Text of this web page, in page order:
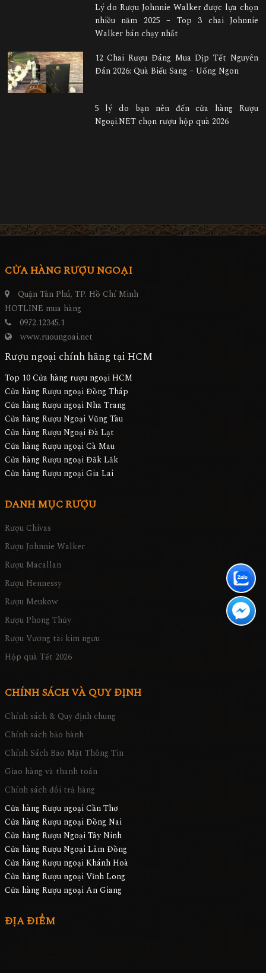
Lý do Rượu Johnnie Walker được lựa chọn
nhiều năm 2025 – Top 3 chai Johnnie
Walker bán chạy nhất
12 Chai Rượu Đáng Mua Dịp Tết Nguyên
Đán 2026: Quà Biếu Sang – Uống Ngon
5 lý do bạn nên đến cửa hàng Rượu
Ngoại.NET chọn rượu hộp quà 2026
CỬA HÀNG RƯỢU NGOẠI
Quận Tân Phú, TP. Hồ Chí Minh
HOTLINE mua hàng
0972.12345.1
www.ruoungoai.net
Rượu ngoại chính hãng tại HCM
Top 10 Cửa hàng rượu ngoại HCM
Cửa hàng Rượu ngoại Đồng Tháp
Cửa hàng Rượu ngoại Nha Trang
Cửa hàng Rượu Ngoại Vũng Tàu
Cửa hàng Rượu Ngoại Đà Lạt
Cửa hàng Rượu ngoại Cà Mau
Cửa hàng Rượu ngoại Đăk Lăk
Cửa hàng Rượu ngoại Gia Lai
DANH MỤC RƯỢU
Rượu Chivas
Rượu Johnnie Walker
Rượu Macallan
Rượu Hennessy
Rượu Meukow
Rượu Phong Thủy
Rượu Vương tài kim ngưu
Hộp quà Tết 2026
CHÍNH SÁCH VÀ QUY ĐỊNH
Chính sách & Quy định chung
Chính sách bảo hành
Chính Sách Bảo Mật Thông Tin
Giao hàng và thanh toán
Chính sách đổi trả hàng
Cửa hàng Rượu ngoại Cần Thơ
Cửa hàng Rượu ngoại Đồng Nai
Cửa hàng Rượu Ngoại Tây Ninh
Cửa hàng Rượu Ngoại Lâm Đồng
Cửa hàng Rượu ngoại Khánh Hoà
Cửa hàng Rượu ngoại Vĩnh Long
Cửa hàng Rượu ngoại An Giang
ĐỊA ĐIỂM